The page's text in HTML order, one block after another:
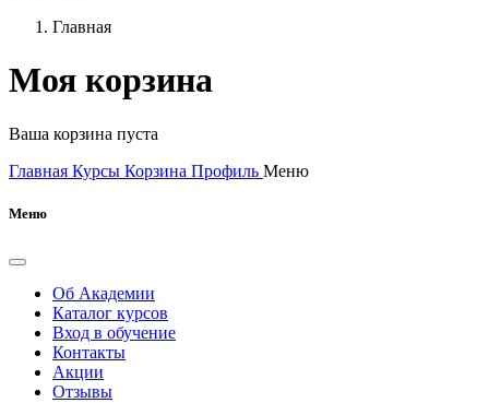
Главная
Моя корзина
Ваша корзина пуста
Главная Курсы Корзина Профиль Меню
Меню
Об Академии
Каталог курсов
Вход в обучение
Контакты
Акции
Отзывы